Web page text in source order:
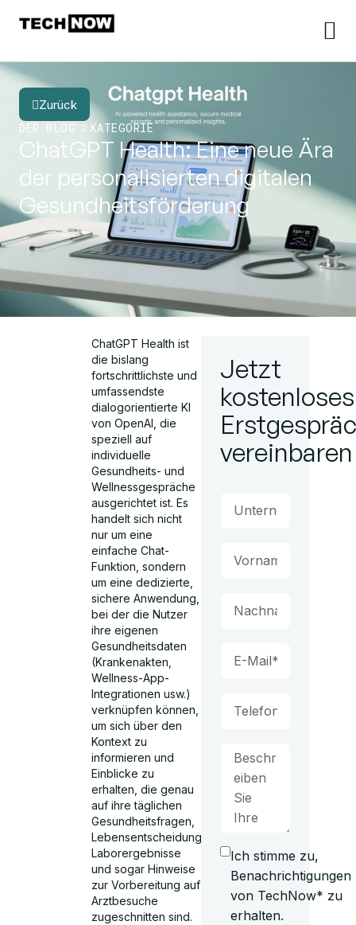
Zurück
DER BLOG
KATEGORIE
ChatGPT Health: Eine neue Ära
der personalisierten digitalen
Gesundheitsförderung
ChatGPT Health ist
die bislang
fortschrittlichste und
umfassendste
dialogorientierte KI
von OpenAI, die
speziell auf
individuelle
Gesundheits- und
Wellnessgespräche
ausgerichtet ist. Es
handelt sich nicht
nur um eine
einfache Chat-
Funktion, sondern
um eine dedizierte,
sichere Anwendung,
bei der die Nutzer
ihre eigenen
Gesundheitsdaten
(Krankenakten,
Wellness-App-
Integrationen usw.)
verknüpfen können,
um sich über den
Kontext zu
informieren und
Einblicke zu
erhalten, die genau
auf ihre täglichen
Gesundheitsfragen,
Lebensentscheidungen,
Laborergebnisse
und sogar Hinweise
zur Vorbereitung auf
Arztbesuche
zugeschnitten sind.
Jetzt
kostenloses
vereinbaren
Ich stimme zu,
Benachrichtigungen
von TechNow* zu
erhalten.